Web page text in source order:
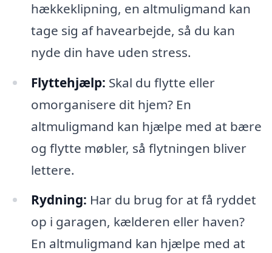
hækkeklipning, en altmuligmand kan
tage sig af havearbejde, så du kan
nyde din have uden stress.
Flyttehjælp: Skal du flytte eller
omorganisere dit hjem? En
altmuligmand kan hjælpe med at bære
og flytte møbler, så flytningen bliver
lettere.
Rydning: Har du brug for at få ryddet
op i garagen, kælderen eller haven?
En altmuligmand kan hjælpe med at